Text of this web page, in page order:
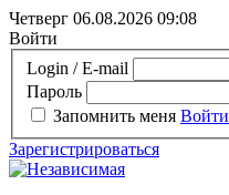
Четверг 06.08.2026 09:08
Войти
Login / E-mail
Пароль
Запомнить меня Войти
Зарегистрироваться